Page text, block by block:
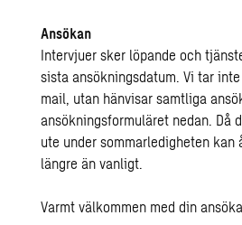
Ansökan
Intervjuer sker löpande och
sista ansökningsdatum. Vi tar
mail, utan hänvisar samtliga
ansökningsformuläret nedan. Då
ute under sommarledigheten kan
längre än vanligt.
Varmt välkommen med din